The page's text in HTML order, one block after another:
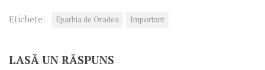
Etichete: Eparhia de Oradea Important
LASĂ UN RĂSPUNS